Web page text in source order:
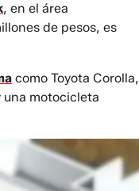
, en el área
de pesos, es
como Toyota Corolla,
una motocicleta